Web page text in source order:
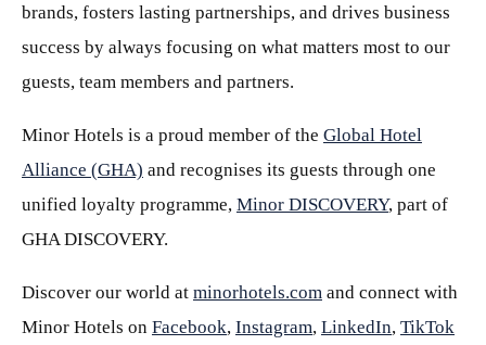
brands, fosters lasting partnerships, and drives business
success by always focusing on what matters most to our
guests, team members and partners.
Minor Hotels is a proud member of the Global Hotel
Alliance (GHA) and recognises its guests through one
unified loyalty programme, Minor DISCOVERY, part of
GHA DISCOVERY.
Discover our world at minorhotels.com and connect with
Minor Hotels on Facebook, Instagram, LinkedIn, TikTok